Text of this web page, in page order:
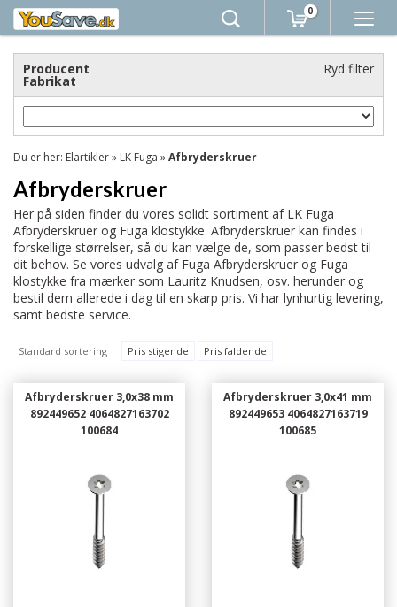
0
Producent
Fabrikat
Ryd filter
Du er her: Elartikler» LK Fuga »Afbryderskruer
Afbryderskruer
Her på siden finder du vores solidt sortiment af LK Fuga
Afbryderskruer og Fuga klostykke. Afbryderskruer kan findes i
forskellige størrelser, så du kan vælge de, som passer bedst til
dit behov. Se vores udvalg af Fuga Afbryderskruer og Fuga
klostykke fra mærker som Lauritz Knudsen, osv. herunder og
bestil dem allerede i dag til en skarp pris. Vi har lynhurtig levering,
samt bedste service.
Standard sortering Pris stigende Pris faldende
Afbryderskruer 3,0x38 mm
892449652 4064827163702
100684
Afbryderskruer 3,0x41 mm
892449653 4064827163719
100685